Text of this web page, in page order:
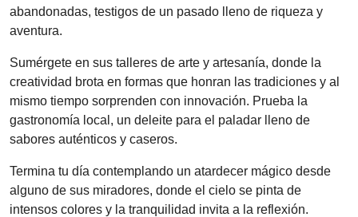
abandonadas, testigos de un pasado lleno de riqueza y
aventura.
Sumérgete en sus talleres de arte y artesanía, donde la
creatividad brota en formas que honran las tradiciones y al
mismo tiempo sorprenden con innovación. Prueba la
gastronomía local, un deleite para el paladar lleno de
sabores auténticos y caseros.
Termina tu día contemplando un atardecer mágico desde
alguno de sus miradores, donde el cielo se pinta de
intensos colores y la tranquilidad invita a la reflexión.